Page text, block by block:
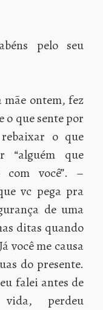
pelo seu
mãe ontem, fez
o que sente por
o que
“alguém que
você”. –
vc pega pra
de uma
ditas quando
você me causa
do presente.
falei antes de
perdeu